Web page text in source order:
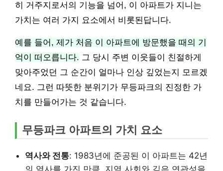
히 거주지로서의 기능을 넘어, 이 아파트가 지니는
가치는 여러 가지 요소에서 비롯된답니다.
예를 들어, 제가 처음 이 아파트에 방문했을 때의 기
억이 떠오릅니다. 그 당시 주변 이웃들이 친절하게
맞아주었던 그 순간이 얼마나 인상 깊었는지 모르겠
네요. 그런 따뜻한 분위기가 무등파크의 진정한 가
치를 만들어가는 것 같습니다.
무등파크 아파트의 가치 요소
역사와 전통: 1983년에 준공된 이 아파트는 42년